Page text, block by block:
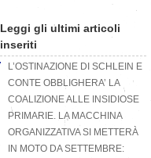
Leggi gli ultimi articoli
inseriti
L’OSTINAZIONE DI SCHLEIN E
CONTE OBBLIGHERA’ LA
COALIZIONE ALLE INSIDIOSE
PRIMARIE. LA MACCHINA
ORGANIZZATIVA SI METTERÀ
IN MOTO DA SETTEMBRE: